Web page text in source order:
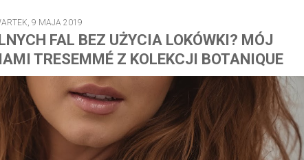
9 MAJA 2019
FAL BEZ UŻYCIA LOKÓWKI? MÓJ
TRESEMMÉ Z KOLEKCJI BOTANIQUE